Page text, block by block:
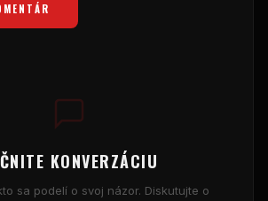
KONVERZÁCIU
sa podelí o svoj názor. Diskutujte o